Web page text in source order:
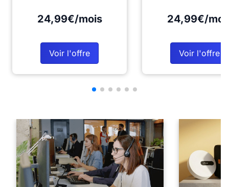
24,99€/mois
Voir l'offre
24,99€/
Voir l'offre